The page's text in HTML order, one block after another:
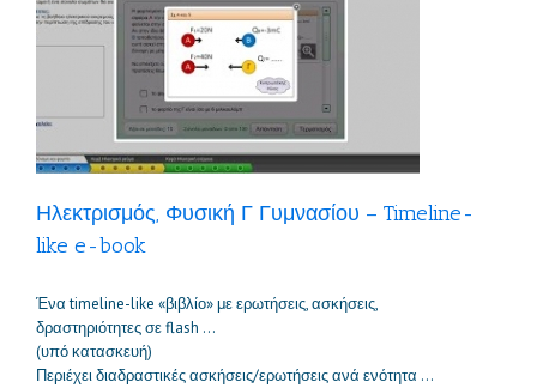
Ηλεκτρισμός, Φυσική Γ Γυμνασίου – Timeline-
like e-book
Ένα timeline-like «βιβλίο» με ερωτήσεις, ασκήσεις,
δραστηριότητες σε flash …
(υπό κατασκευή)
Περιέχει διαδραστικές ασκήσεις/ερωτήσεις ανά ενότητα …